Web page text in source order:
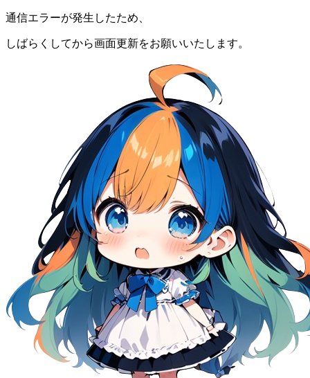
通信エラーが発生したため、
しばらくしてから画面更新をお願いいたします。